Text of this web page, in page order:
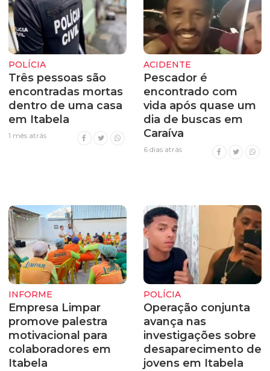
POLÍCIA
Três pessoas são
encontradas mortas
dentro de uma casa
em Itabela
1 mês atrás
ACIDENTE
Pescador é
encontrado com
vida após quase um
dia de buscas em
Caraíva
6 dias atrás
INFORME
Empresa Limpar
promove palestra
motivacional para
colaboradores em
Itabela
POLÍCIA
Operação conjunta
avança nas
investigações sobre
desaparecimento de
jovens em Itabela